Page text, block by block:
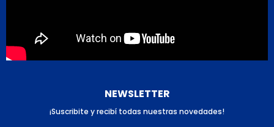
NEWSLETTER
¡Suscribite y recibí todas nuestras novedades!